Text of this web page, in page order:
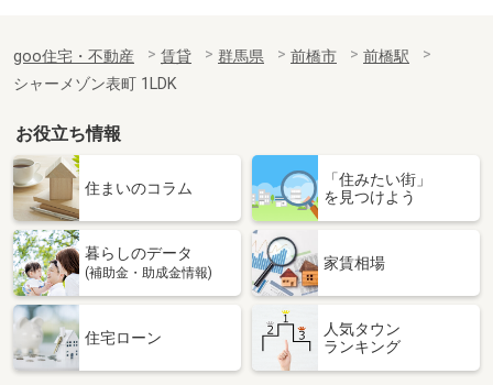
goo住宅・不動産 賃貸 群馬県 前橋市
前橋駅
シャーメゾン表町 1LDK
お役立ち情報
住まいのコラム
「住みたい街」
を見つけよう
暮らしのデータ
(補助金・助成金情報)
家賃相場
住宅ローン
人気タウン
ランキング